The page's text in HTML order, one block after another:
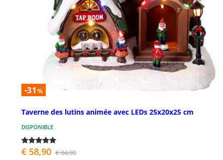
-31 %
Taverne des lutins animée avec LEDs 25x20x25 cm
DISPONIBLE
€ 58,90 € 84,90